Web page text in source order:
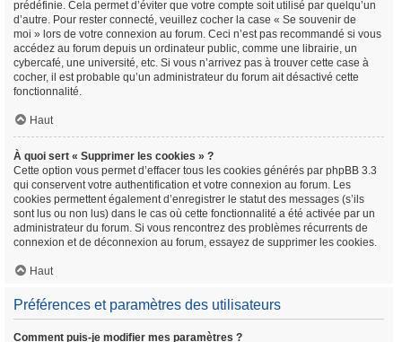
prédéfinie. Cela permet d’éviter que votre compte soit utilisé par quelqu’un
d’autre. Pour rester connecté, veuillez cocher la case « Se souvenir de
moi » lors de votre connexion au forum. Ceci n’est pas recommandé si vous
accédez au forum depuis un ordinateur public, comme une librairie, un
cybercafé, une université, etc. Si vous n’arrivez pas à trouver cette case à
cocher, il est probable qu’un administrateur du forum ait désactivé cette
fonctionnalité.
Haut
À quoi sert « Supprimer les cookies » ?
Cette option vous permet d’effacer tous les cookies générés par phpBB 3.3
qui conservent votre authentification et votre connexion au forum. Les
cookies permettent également d’enregistrer le statut des messages (s’ils
sont lus ou non lus) dans le cas où cette fonctionnalité a été activée par un
administrateur du forum. Si vous rencontrez des problèmes récurrents de
connexion et de déconnexion au forum, essayez de supprimer les cookies.
Haut
Préférences et paramètres des utilisateurs
Comment puis-je modifier mes paramètres ?